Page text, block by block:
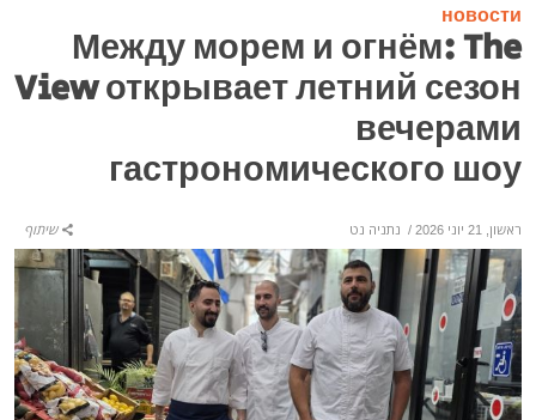
новости
Между морем и огнём: The
View открывает летний сезон
вечерами
гастрономического шоу
ראשון, 21 יוני 2026 / נתניה נט שיתוף